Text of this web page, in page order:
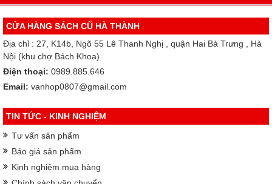
CỬA HÀNG SÁCH CŨ HÀ THÀNH
Địa chỉ : 27, K14b, Ngõ 55 Lê Thanh Nghị , quận Hai Bà Trưng , Hà
Nội (khu chợ Bách Khoa)
Điện thoại: 0989.885.646
Email: vanhop0807@gmail.com
TIN TỨC - KINH NGHIỆM
Tư vấn sản phẩm
Báo giá sản phẩm
Kinh nghiệm mua hàng